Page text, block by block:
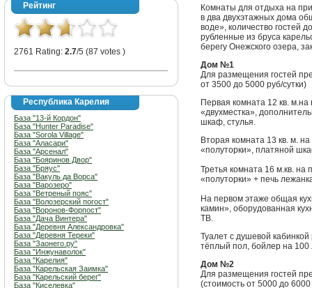
Рейтинг
2761 Rating: 2.7/5 (87 votes )
Республика Карелия
База "13-й Кордон"
База "Hunter Paradise"
База "Sorola Village"
База "Аласари"
База "Арсенал"
База "Бояринов Двор"
База "Бряус"
База "Вакуль да Ворса"
База "Варозеро"
База "Ветреный пояс"
База "Волозерский погост"
База "Воронов-Форпост"
База "Дача Винтера"
База "Деревня Александровка"
База "Деревня Тереки"
База "Заонего.ру"
База "Инжунаволок"
База "Карелия"
База "Карельская Заимка"
База "Карельский берег"
База "Киселевка"
Комнаты для отдыха на
в два двухэтажных дома
воде», количество гостей
рубленные из бруса
берегу Онежского озера,
Дом №1
Для размещения гостей
от 3500 до 5000 руб/сутки)
Первая комната 12 кв.
«двухместка»,
шкаф, стулья.
Вторая комната 13 кв. м.
«полуторки», платяной
Третья комната 16 м.кв. на
«полуторки» + печь
На первом этаже общая
камин», оборудованная
ТВ.
Туалет с душевой
тёплый пол, бойлер на 100
Дом №2
Для размещения гостей
(стоимость от 5000 до 6000